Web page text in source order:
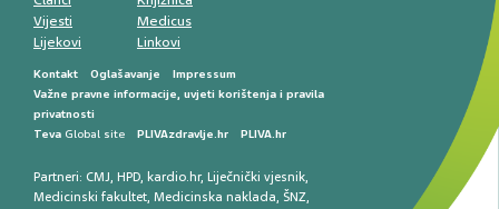
Vijesti
Lijekovi
Medicus
Linkovi
Kontakt Oglašavanje
Impressum
Važne pravne informacije, uvjeti korištenja i pravila
privatnosti
Teva Global site PLIVAzdravlje.hr PLIVA.hr
Partneri: CMJ, HPD, kardio.hr, Liječnički vjesnik,
Medicinski fakultet, Medicinska naklada, ŠNZ,